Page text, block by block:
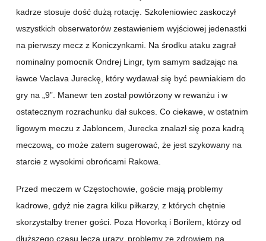
kadrze stosuje dość dużą rotację. Szkoleniowiec zaskoczył
wszystkich obserwatorów zestawieniem wyjściowej jedenastki
na pierwszy mecz z Koniczynkami. Na środku ataku zagrał
nominalny pomocnik Ondrej Lingr, tym samym sadzając na
ławce Vaclava Jureckę, który wydawał się być pewniakiem do
gry na „9”. Manewr ten został powtórzony w rewanżu i w
ostatecznym rozrachunku dał sukces. Co ciekawe, w ostatnim
ligowym meczu z Jabloncem, Jurecka znalazł się poza kadrą
meczową, co może zatem sugerować, że jest szykowany na
starcie z wysokimi obrońcami Rakowa.
Przed meczem w Częstochowie, goście mają problemy
kadrowe, gdyż nie zagra kilku piłkarzy, z których chętnie
skorzystałby trener gości. Poza Hovorką i Borilem, którzy od
dłuższego czasu leczą urazy, problemy ze zdrowiem na